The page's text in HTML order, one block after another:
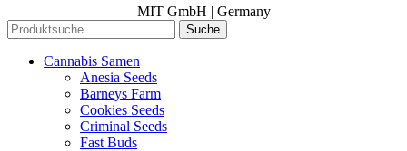
MIT GmbH | Germany
Suche
Cannabis Samen
Anesia Seeds
Barneys Farm
Cookies Seeds
Criminal Seeds
Fast Buds